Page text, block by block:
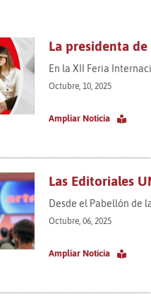
La presidenta
En la XII Feria
Octubre, 10, 2025
Ampliar Noticia
Las Editoriales
Desde el Pabellón de
Octubre, 06, 2025
Ampliar Noticia